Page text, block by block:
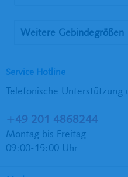
Weitere Gebindegrößen
Service Hotline
Telefonische Unterstützung
+49 201 4868244
Montag bis Freitag
09:00-15:00 Uhr